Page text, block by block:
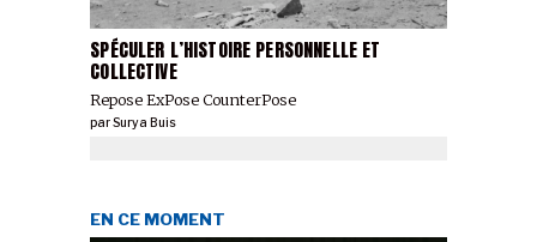
SPÉCULER L’HISTOIRE PERSONNELLE ET
COLLECTIVE
Repose ExPose CounterPose
parSurya Buis
EN CE MOMENT